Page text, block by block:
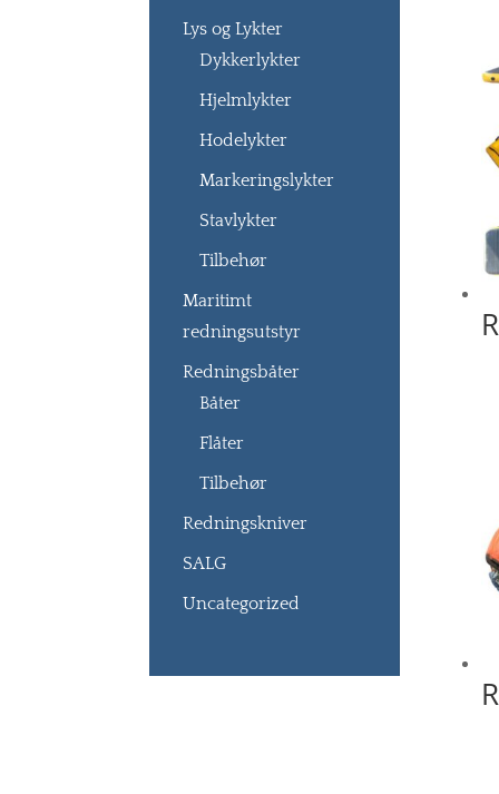
Lys og Lykter
Dykkerlykter
Hjelmlykter
Hodelykter
Markeringslykter
Stavlykter
Tilbehør
Maritimt
redningsutstyr
Redningsbåter
Båter
Flåter
Tilbehør
Redningskniver
SALG
Uncategorized